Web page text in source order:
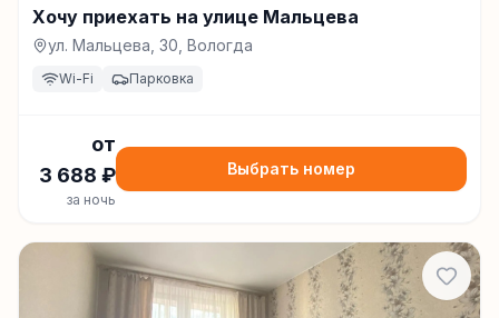
Хочу приехать на улице Мальцева
ул. Мальцева, 30, Вологда
Wi-Fi Парковка
от
3 688 ₽
за ночь
Выбрать номер